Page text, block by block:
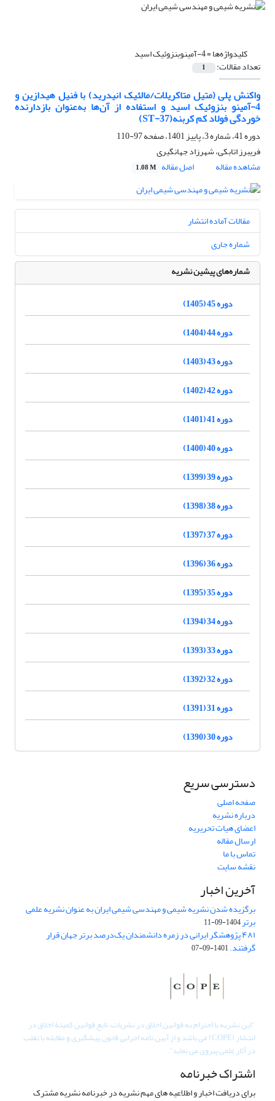
کلیدواژه‌ها =4-آمینوبنزوئیک اسید
تعداد مقالات: 1
واکنش پلی (متیل متاکریلات/مالئیک انیدرید) با فنیل هیدازین و
4-آمینو بنزوئیک اسید و استفاده از آن‌ها به‌عنوان بازدارنده
خوردگی فولاد کم کربنه(ST-37)
دوره 41، شماره 3، پاییز 1401، صفحه
97-110
فریبرز اتابکی، شهرزاد جهانگیری
مشاهده مقاله
اصل مقاله 1.08 M
مقالات آماده انتشار
شماره جاری
شماره‌های پیشین نشریه
دوره 45 (1405)
دوره 44 (1404)
دوره 43 (1403)
دوره 42 (1402)
دوره 41 (1401)
دوره 40 (1400)
دوره 39 (1399)
دوره 38 (1398)
دوره 37 (1397)
دوره 36 (1396)
دوره 35 (1395)
دوره 34 (1394)
دوره 33 (1393)
دوره 32 (1392)
دوره 31 (1391)
دوره 30 (1390)
دسترسی سریع
صفحه اصلی
درباره نشریه
اعضای هیات تحریریه
ارسال مقاله
تماس با ما
نقشه سایت
آخرین اخبار
برگزیده شدن نشریه شیمی و مهندسی شیمی ایران به عنوان نشریه علمی
برتر1404-09-11
۴۸۱ پژوهشگر ایرانی در زمره دانشمندان یک‌درصد برتر جهان قرار
گرفتند.1401-09-07
"این نشریه با احترام به قوانین اخلاق در نشریات، تابع قوانین کمیتۀ اخلاق در
انتشار (COPE) می باشد و از آیین نامه اجرایی قانون پیشگیری و مقابله با تقلب
در آثار علمی پیروی می نماید".
اشتراک خبرنامه
برای دریافت اخبار و اطلاعیه های مهم نشریه در خبرنامه نشریه مشترک